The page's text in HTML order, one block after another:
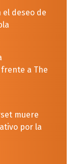
el deseo de
a The
muere
por la